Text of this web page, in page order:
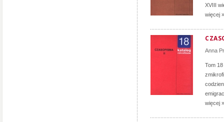
XVIII
więcej »
Anna
Tom
więcej »